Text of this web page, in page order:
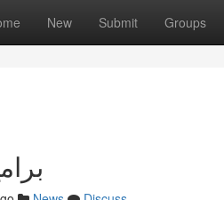
New Submit Groups